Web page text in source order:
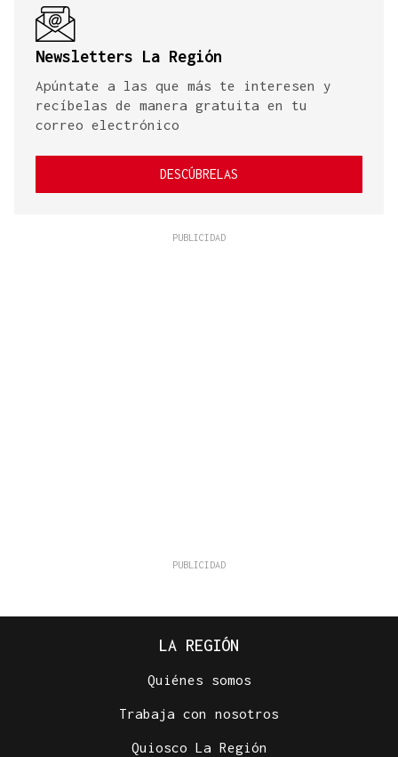
Newsletters La Región
Apúntate a las que más te interesen y
recíbelas de manera gratuita en tu
correo electrónico
DESCÚBRELAS
LA REGIÓN
Quiénes somos
Trabaja con nosotros
Quiosco La Región